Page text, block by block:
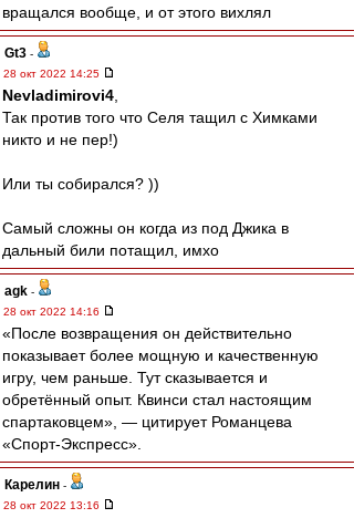
вращался вообще, и от этого вихлял
Gt3 -
28 окт 2022 14:25
Nevladimirovi4
Так против того что Селя тащил с Химками
никто и не пер!)
Или ты собирался? ))
Самый сложны он когда из под Джика в
дальный били потащил, имхо
agk -
28 окт 2022 14:16
«После возвращения он действительно
показывает более мощную и качественную
игру, чем раньше. Тут сказывается и
обретённый опыт. Квинси стал настоящим
спартаковцем», — цитирует Романцева
«Спорт-Экспресс».
Карелин -
28 окт 2022 13:16